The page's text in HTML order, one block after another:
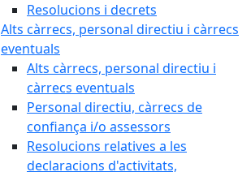
Resolucions i decrets
Alts càrrecs, personal directiu i càrrecs
eventuals
Alts càrrecs, personal directiu i
càrrecs eventuals
Personal directiu, càrrecs de
confiança i/o assessors
Resolucions relatives a les
declaracions d'activitats,